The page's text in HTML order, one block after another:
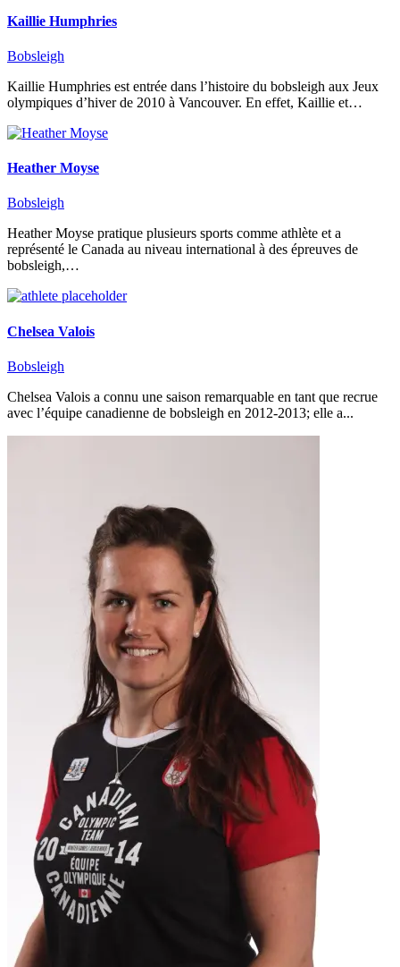
Kaillie Humphries
Bobsleigh
Kaillie Humphries est entrée dans l’histoire du bobsleigh aux Jeux
olympiques d’hiver de 2010 à Vancouver. En effet, Kaillie et…
Heather Moyse
Bobsleigh
Heather Moyse pratique plusieurs sports comme athlète et a
représenté le Canada au niveau international à des épreuves de
bobsleigh,…
Chelsea Valois
Bobsleigh
Chelsea Valois a connu une saison remarquable en tant que recrue
avec l’équipe canadienne de bobsleigh en 2012-2013; elle a...